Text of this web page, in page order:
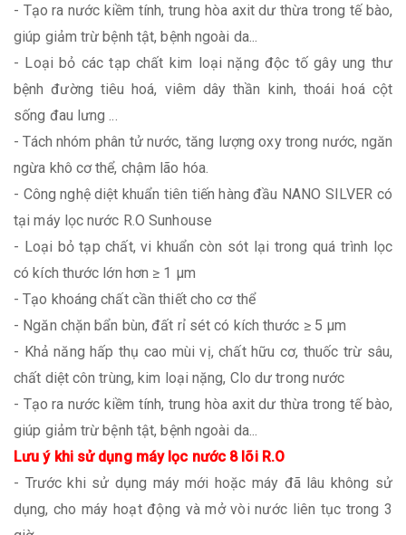
- Tạo ra nước kiềm tính, trung hòa axit dư thừa trong tế bào,
giúp giảm trừ bệnh tật, bệnh ngoài da...
- Loại bỏ các tạp chất kim loại nặng độc tố gây ung thư
bệnh đường tiêu hoá, viêm dây thần kinh, thoái hoá cột
sống đau lưng ...
- Tách nhóm phân tử nước, tăng lượng oxy trong nước, ngăn
ngừa khô cơ thể, chậm lão hóa.
- Công nghệ diệt khuẩn tiên tiến hàng đầu NANO SILVER có
tại máy lọc nước R.O Sunhouse
- Loại bỏ tạp chất, vi khuẩn còn sót lại trong quá trình lọc
có kích thước lớn hơn ≥ 1 µm
- Tạo khoáng chất cần thiết cho cơ thể
- Ngăn chặn bẩn bùn, đất rỉ sét có kích thước ≥ 5 µm
- Khả năng hấp thụ cao mùi vị, chất hữu cơ, thuốc trừ sâu,
chất diệt côn trùng, kim loại nặng, Clo dư trong nước
- Tạo ra nước kiềm tính, trung hòa axit dư thừa trong tế bào,
giúp giảm trừ bệnh tật, bệnh ngoài da...
Lưu ý khi sử dụng máy lọc nước 8 lõi R.O
- Trước khi sử dụng máy mới hoặc máy đã lâu không sử
dụng, cho máy hoạt động và mở vòi nước liên tục trong 3